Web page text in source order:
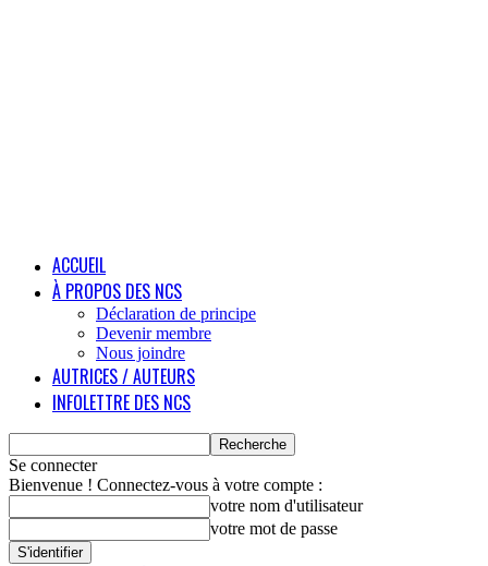
ACCUEIL
À PROPOS DES NCS
Déclaration de principe
Devenir membre
Nous joindre
AUTRICES / AUTEURS
INFOLETTRE DES NCS
Se connecter
Bienvenue ! Connectez-vous à votre compte :
votre nom d'utilisateur
votre mot de passe